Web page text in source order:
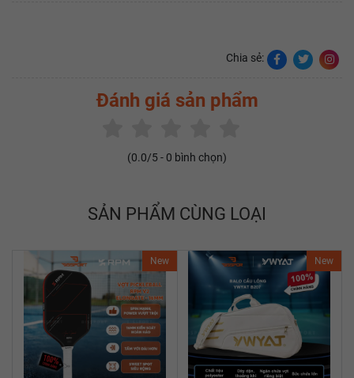
Chia sẻ:
Đánh giá sản phẩm
(0.0/5 - 0 bình chọn)
SẢN PHẨM CÙNG LOẠI
New New